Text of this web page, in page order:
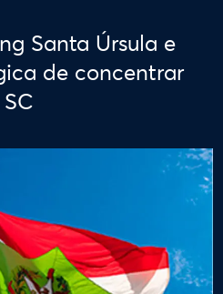
Santa Úrsula e
de concentrar